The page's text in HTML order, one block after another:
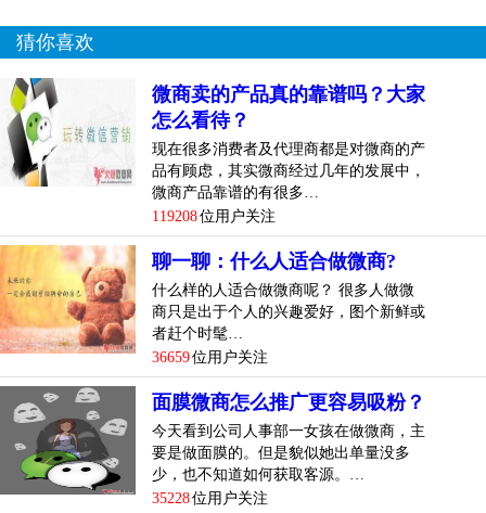
猜你喜欢
微商卖的产品真的靠谱吗？大家
怎么看待？
现在很多消费者及代理商都是对微商的产
品有顾虑，其实微商经过几年的发展中，
微商产品靠谱的有很多…
119208位用户关注
聊一聊：什么人适合做微商?
什么样的人适合做微商呢？ 很多人做微
商只是出于个人的兴趣爱好，图个新鲜或
者赶个时髦…
36659位用户关注
面膜微商怎么推广更容易吸粉？
今天看到公司人事部一女孩在做微商，主
要是做面膜的。但是貌似她出单量没多
少，也不知道如何获取客源。…
35228位用户关注